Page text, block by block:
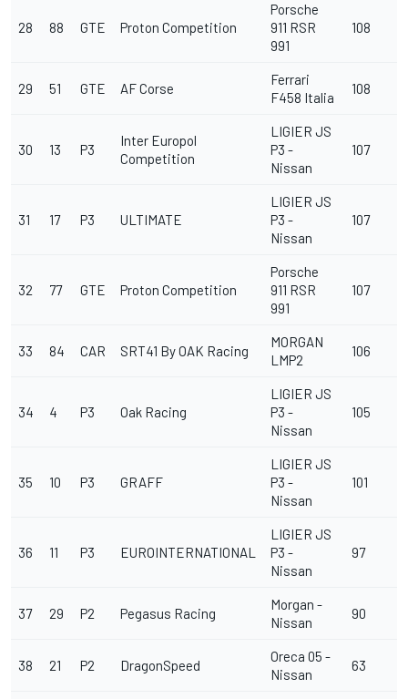
28 88 GTE Proton Competition
Porsche
911 RSR
991
108
29 51 GTE AF Corse
Ferrari
F458 Italia
108
30 13 P3
Inter Europol
Competition
LIGIER JS
P3 -
Nissan
107
31 17 P3 ULTIMATE
LIGIER JS
P3 -
Nissan
107
32 77 GTE Proton Competition
Porsche
911 RSR
991
107
33 84 CAR SRT41 By OAK Racing
MORGAN
LMP2
106
34 4 P3 Oak Racing
LIGIER JS
P3 -
Nissan
105
35 10 P3 GRAFF
LIGIER JS
P3 -
Nissan
101
36 11 P3 EUROINTERNATIONAL
LIGIER JS
P3 -
Nissan
97
37 29 P2 Pegasus Racing
Morgan -
Nissan
90
38 21 P2 DragonSpeed
Oreca 05 -
Nissan
63